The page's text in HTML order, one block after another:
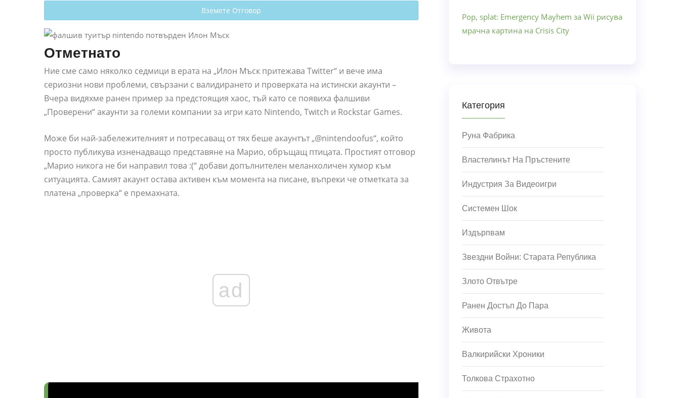
Вземете Отговор
Отметнато
Ние сме само няколко седмици в ерата на „Илон Мъск притежава Twitter“ и вече има
сериозни нови проблеми, свързани с валидирането и проверката на истински акаунти –
Вчера видяхме ранен пример за предстоящия хаос, тъй като се появиха фалшиви
„Проверени“ акаунти за големи компании за игри като Nintendo, Twitch и Rockstar Games.
Може би най-забележителният и потресаващ от тях беше акаунтът „@nintendoofus“, който
просто публикува изненадващо представяне на Марио, обръщащ птицата. Простият отговор
„Марио никога не би направил това :(“ добави допълнителен меланхоличен хумор към
ситуацията. Самият акаунт остава активен към момента на писане, въпреки че отметката за
платена „проверка“ е премахната.
ad
Pop, splat: Emergency Mayhem за Wii рисува
мрачна картина на Crisis City
Категория
Руна Фабрика
Властелинът На Пръстените
Индустрия За Видеоигри
Системен Шок
Издърпвам
Звездни Войни: Старата Република
Злото Отвътре
Ранен Достъп До Пара
Живота
Валкирийски Хроники
Толкова Страхотно